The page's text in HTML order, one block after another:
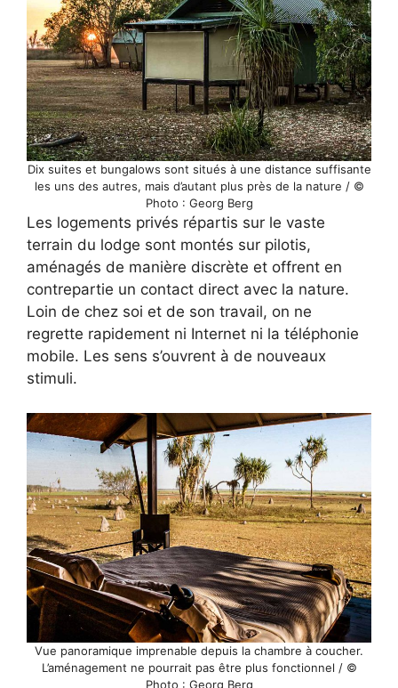
Dix suites et bungalows sont situés à une distance suffisante
les uns des autres, mais d’autant plus près de la nature / ©
Photo : Georg Berg
Les logements privés répartis sur le vaste
terrain du lodge sont montés sur pilotis,
aménagés de manière discrète et offrent en
contrepartie un contact direct avec la nature.
Loin de chez soi et de son travail, on ne
regrette rapidement ni Internet ni la téléphonie
mobile. Les sens s’ouvrent à de nouveaux
stimuli.
Vue panoramique imprenable depuis la chambre à coucher.
L’aménagement ne pourrait pas être plus fonctionnel / ©
Photo : Georg Berg